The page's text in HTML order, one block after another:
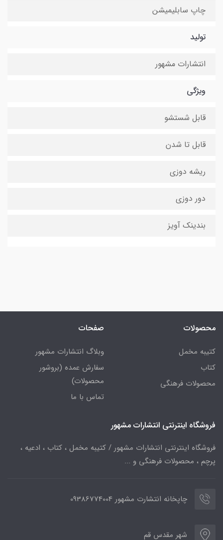
چاپ سابلیمیشن
تولید
انتشارات مشهور
ویژگی
قابل شستشو
قابل تا شدن
ریشه دوزی
دور دوزی
بندینک آویز
محصولات
کتیبه مخمل
کتاب
محصولات فرهنگی
صفحات
وبلاگ انتشارات مشهور
سفارش عمده (بروشور
محصولات)
تماس با ما
فروشگاه اینترنتی انتشارات مشهور
فروشگاه اینترنتی انتشارات مشهور / کتیبه مخمل ، کتاب ، ادعیه ،
پرچم ، محصولات فرهنگی و ...
چاپخانه انتشارت مشهور 09386774004
شهر مقدس قم